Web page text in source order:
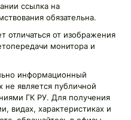
ссылка на
обязательна.
от изображения
монитора и
информационный
не является публичной
ГК РУ. Для получения
видах, характеристиках и